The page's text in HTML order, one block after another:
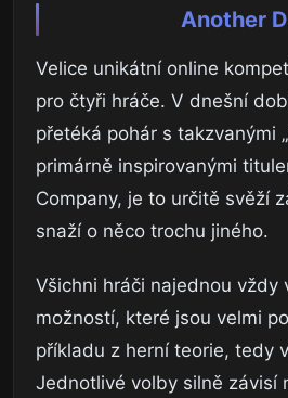
Another
Velice unikátní online
pro čtyři hráče. V dnešní
přetéká pohár s takzvanými
primárně inspirovanými
Company, je to určitě svěží
snaží o něco trochu jiného.
Všichni hráči najednou vždy
možností, které jsou velmi
příkladu z herní teorie, tedy
Jednotlivé volby silně závisí